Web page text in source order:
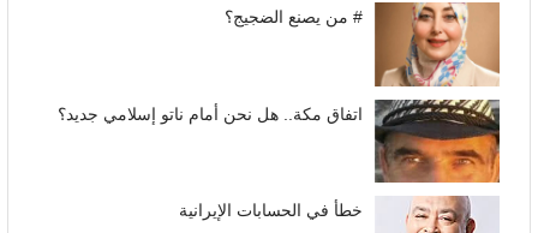
# من يصنع الضجيج؟
اتفاق مكة.. هل نحن أمام ناتو إسلامي جديد؟
خطأ في الحسابات الإيرانية